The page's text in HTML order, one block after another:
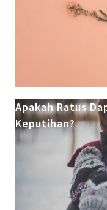
Apakah Ratus
Keputihan?